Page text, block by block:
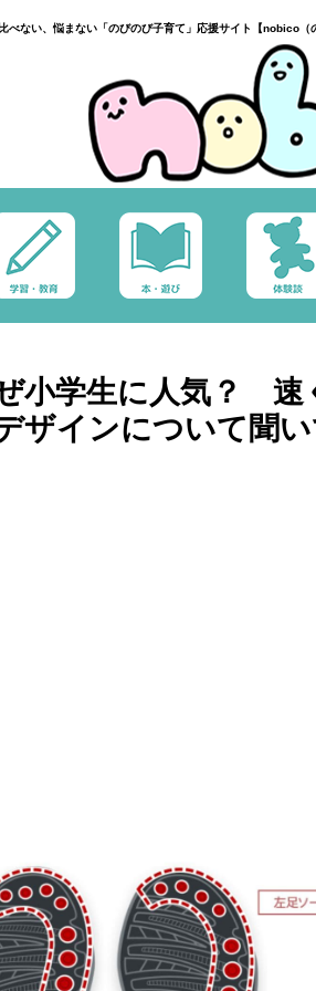
比べない、悩まない「のびのび子育て」応援サイト【
小学生に人気？ 速
ザインについて聞い